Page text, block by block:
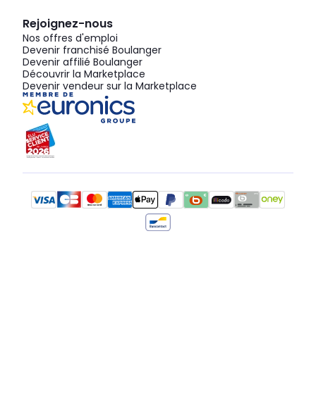
Rejoignez-nous
Nos offres d'emploi
Devenir franchisé Boulanger
Devenir affilié Boulanger
Découvrir la Marketplace
Devenir vendeur sur la Marketplace